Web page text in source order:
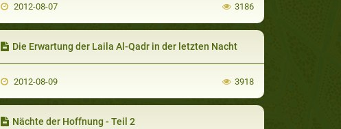
2012-08-07 3186
Die Erwartung der Laila Al-Qadr in der letzten Nacht
2012-08-09 3918
Nächte der Hoffnung - Teil 2